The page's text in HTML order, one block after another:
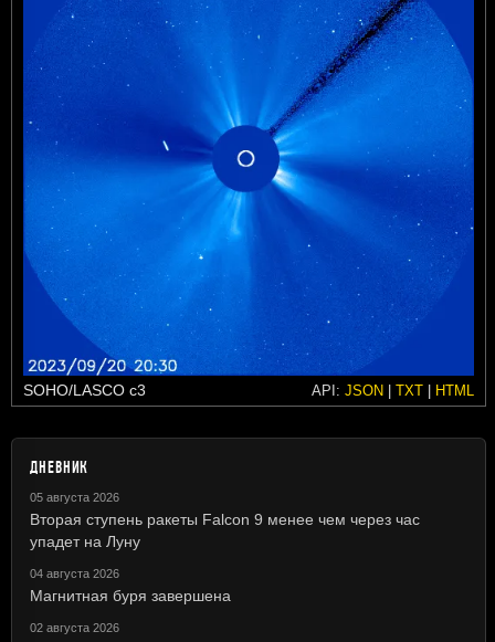
SOHO/LASCO c3 API: JSON | TXT | HTML
ДНЕВНИК
05 августа 2026
Вторая ступень ракеты Falcon 9 менее чем через час
упадет на Луну
04 августа 2026
Магнитная буря завершена
02 августа 2026